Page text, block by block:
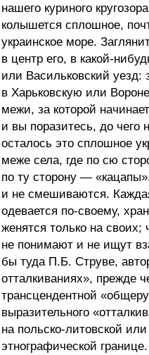
нашего куриного
колышется сплошное,
украинское море.
в центр его, в какой-
или Васильковский уезд:
в Харьковскую или
межи, за которой
и вы поразитесь, до
осталось это сплошное
меже села, где по сю
по ту сторону —
и не смешиваются.
одевается по-своему,
женятся только на своих;
не понимают и не ищут
бы туда П.Б. Струве,
отталкиваниях», прежде
трансцендентной
выразительного
на польско-литовской
этнографической